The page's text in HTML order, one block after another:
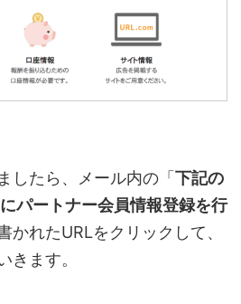
したら、メール内の「 下記の
パートナー会員情報登録を行
かれたURLをクリックして、
きます。